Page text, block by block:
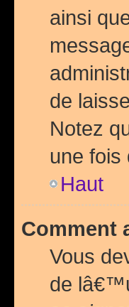
ainsi
de
Notez
une
Haut
Comment
Vous
de